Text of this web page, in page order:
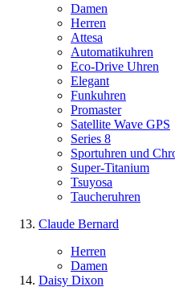
Damen
Herren
Attesa
Automatikuhren
Eco-Drive Uhren
Elegant
Funkuhren
Promaster
Satellite Wave GPS
Series 8
Sportuhren und
Super-Titanium
Tsuyosa
Taucheruhren
Claude Bernard
Herren
Damen
Daisy Dixon